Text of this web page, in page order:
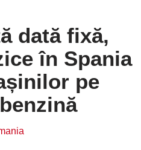
dată fixă,
în Spania
pe